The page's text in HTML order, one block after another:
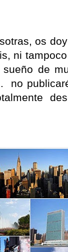
os
ni
sueño de
no